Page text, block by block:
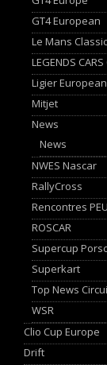
GT4 European
Le Mans Classic
LEGENDS CARS
Ligier
Mitjet
News
News
NWES Nascar
RallyCross
Rencontres
ROSCAR
Supercup
Superkart
Top News
WSR
Clio Cup Europe
Drift